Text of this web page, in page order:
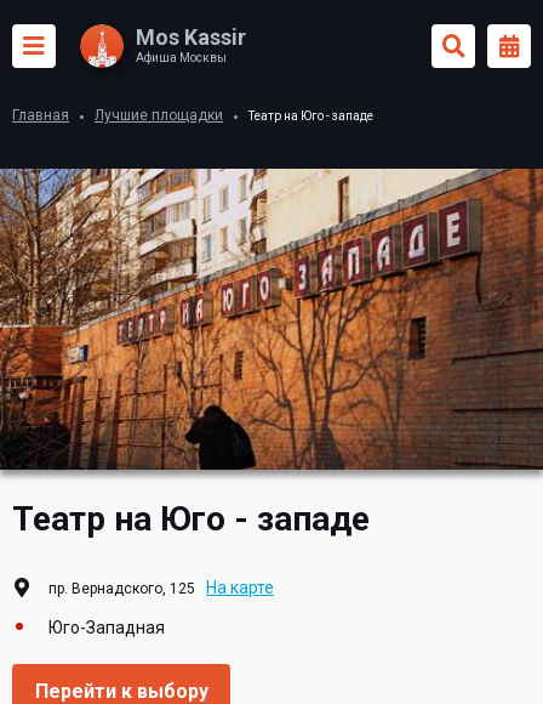
Mos Kassir
Афиша Москвы
Главная Лучшие площадки Театр на Юго - западе
Театр на Юго - западе
пр. Вернадского, 125 На карте
Юго-Западная
Перейти к выбору